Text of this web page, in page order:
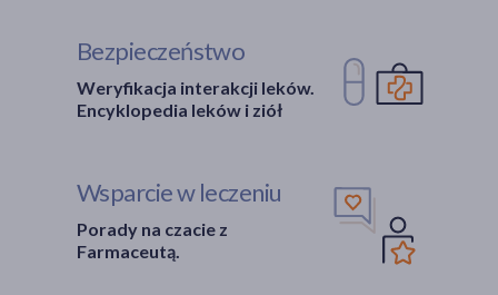
Bezpieczeństwo
Weryfikacja interakcji leków.
Encyklopedia leków i ziół
Wsparcie w leczeniu
Porady na czacie z
Farmaceutą.